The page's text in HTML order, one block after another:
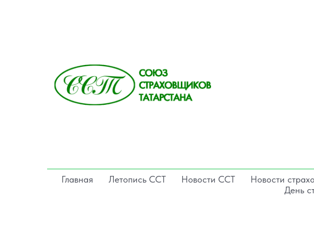
Главная Летопись ССТ Новости ССТ Новости
День